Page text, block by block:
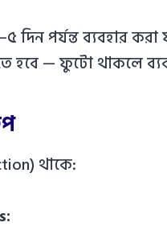
পর্যন্ত ব্যবহার করা
— ফুটো থাকলে
থাকে: